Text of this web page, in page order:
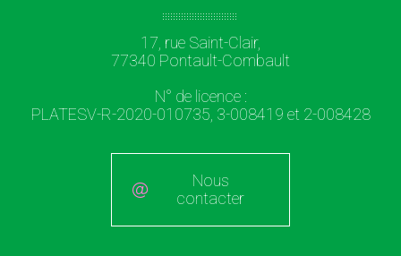
17, rue Saint-Clair,
77340 Pontault-Combault
N° de licence :
PLATESV-R-2020-010735, 3-008419 et 2-008428
Nous
contacter